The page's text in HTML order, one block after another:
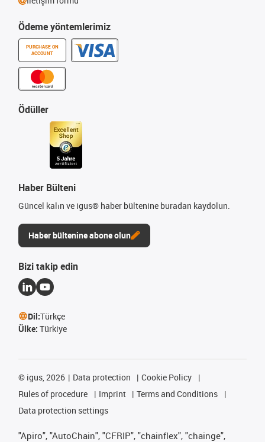
Ödeme yöntemlerimiz
PURCHASE ON
ACCOUNT
Ödüller
Haber Bülteni
Güncel kalın ve igus® haber bültenine buradan kaydolun.
Haber bültenine abone olun
Bizi takip edin
Dil:Türkçe
Ülke: Türkiye
© igus, 2026 Data protection
Cookie Policy
Rules of procedure
Imprint
Terms and Conditions
Data protection settings
"Apiro", "AutoChain", "CFRIP", "chainflex", "chainge",